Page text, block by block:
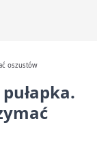
oszustów